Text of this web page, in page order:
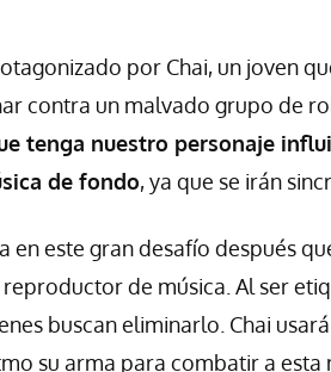
por Chai, un joven
contra un malvado grupo de
tenga nuestro personaje
de fondo, ya que se irán
en este gran desafío después
de música. Al ser
buscan eliminarlo. Chai
su arma para combatir a esta